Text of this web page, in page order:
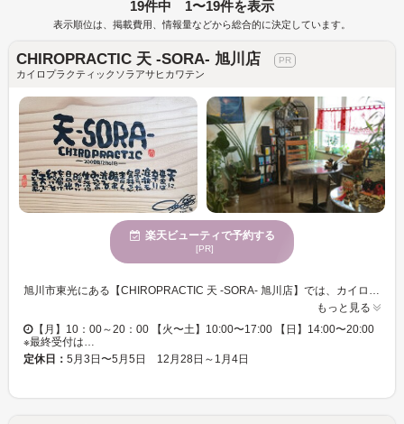
19件中 1〜19件を表示
表示順位は、掲載費用、情報量などから総合的に決定しています。
CHIROPRACTIC 天 -SORA- 旭川店
カイロプラクティックソラアサヒカワテン
楽天ビューティで予約する
[PR]
旭川市東光にある【CHIROPRACTIC 天 -SORA- 旭川店】では、カイロプラクティックの技術を中心にオステオパシィやボディコントロールバンドを用いて、全身を矯正・調整します。 １７年のキャリアを持つ院長とキャリア６年のスタッフの施術が好評で、リピーターも多数。 身体の辛い症状を適確に判断し、自覚症状がない部分まで改善され、本来の健康を取り戻していくことができます。 また、体格や体力に合わせた施術は、身体への負担を最小限にとどめ、免疫力や自然治癒力を向上させます。 院長・スタッフ共に健康管理士・メンタルケア心理士でもあるため、普段からの健康維持について、栄養や運動・ストレスフリーについてのアドバイスも受けられ、健康の自己管理力もup！ 店舗は、アジア風の店内にアロマの香りと緑が広がり、とても落ち着いた空間になっています。 日常の喧騒を離れてゆったりと過ごしてみてはいかがでしょうか？ 旭川市で整体やカイロプラクティックをお探しなら、お気軽にカイロプラクティック天-SORA-へご相談下さい。
もっと見る
【月】10：00～20：00 【火〜土】10:00〜17:00 【日】14:00〜20:00
※最終受付は…
定休日： 5月3日〜5月5日 12月28日～1月4日